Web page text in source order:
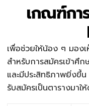
เกณฑ์กา
เพื่อช่วยให้น้อง ๆ มอง
สำหรับการสมัครเข้าศึ
และมีประสิทธิภาพยิ่ง
รับสมัครเป็นตารางมาใ